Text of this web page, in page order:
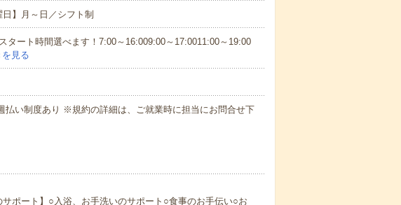
】月～日／シフト制
ート時間選べます！7:00～16:009:00～17:0011:00～19:00
見る
い制度あり ※規約の詳細は、ご就業時に担当にお問合せ下
サポート】○入浴、お手洗いのサポート○食事のお手伝い○お